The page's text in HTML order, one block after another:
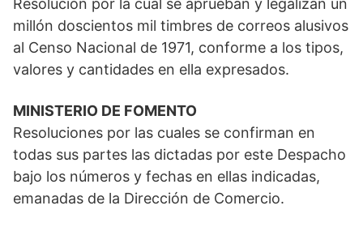
Resolución por la cual se aprueban y legalizan un
millón doscientos mil timbres de correos alusivos
al Censo Nacional de 1971, conforme a los tipos,
valores y cantidades en ella expresados.
MINISTERIO DE FOMENTO
Resoluciones por las cuales se confirman en
todas sus partes las dictadas por este Despacho
bajo los números y fechas en ellas indicadas,
emanadas de la Dirección de Comercio.